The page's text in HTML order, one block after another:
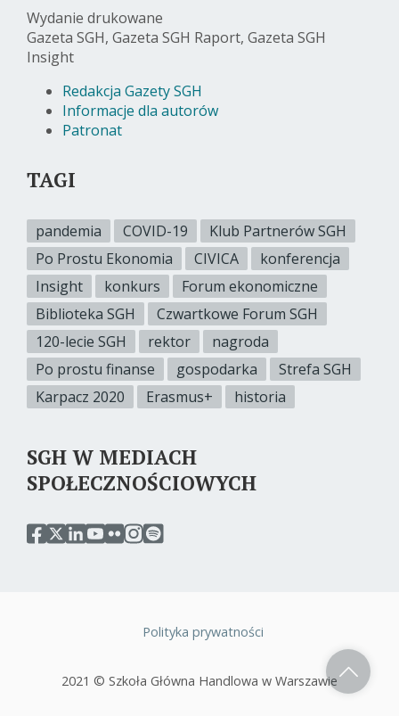
Wydanie drukowane
Gazeta SGH, Gazeta SGH Raport, Gazeta SGH
Insight
Redakcja Gazety SGH
Informacje dla autorów
Patronat
TAGI
pandemia COVID-19
Klub Partnerów SGH
Po Prostu Ekonomia
CIVICA
konferencja
Insight
konkurs
Forum ekonomiczne
Biblioteka SGH
Czwartkowe Forum SGH
120-lecie SGH
rektor
nagroda
Po prostu finanse
gospodarka
Strefa SGH
Karpacz 2020
Erasmus+ historia
SGH W MEDIACH
SPOŁECZNOŚCIOWYCH
przejdź
przejdź
przejdź
przejdź
przejdź
przejdźprzejdź
Stopka
Polityka prywatności
2021 © Szkoła Główna Handlowa w Warszawie